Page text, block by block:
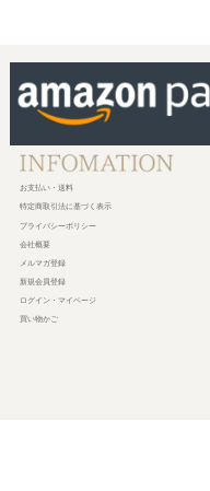
お支払い・送料
特定商取引法に基づく表示
プライバシーポリシー
会社概要
メルマガ登録
新規会員登録
ログイン・マイページ
買い物かご